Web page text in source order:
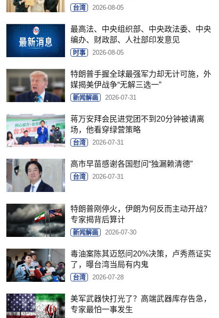
台湾 2026-08-05
最高法、中央组织部、中央政法委、中央
编办、财政部、人社部印发意见
时事 2026-08-05
特朗普手握全球最强军力却无计可施，外
媒揭美伊战争“无解三选一”
新闻解画 2026-07-31
蒋万安拜会民进党团不到20分钟被请离
场，他看穿绿营策略
台湾 2026-07-31
高市早苗感谢各国慰问“独漏赖清德”
台湾 2026-07-31
特朗普刚停火，伊朗为何反而主动开战？
专家揭背后算计
新闻解画 2026-07-30
毒油案陈其迈怒问20%决策，卢秀燕证实
了，曝台湾当局有内鬼
台湾 2026-07-28
美军武器快打光了？高端武器库存告急，
专家最怕一事发生